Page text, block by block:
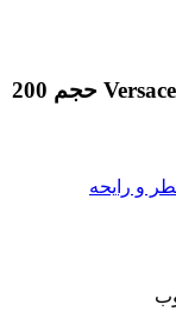
اسپری بدن زنانه شارل رایحه Versace Crystal حجم 200